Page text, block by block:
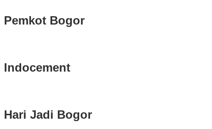
Pemkot Bogor
Indocement
Hari Jadi Bogor